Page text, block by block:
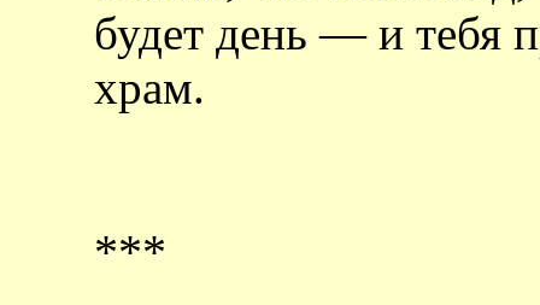
будет день — и тебя
храм.
***